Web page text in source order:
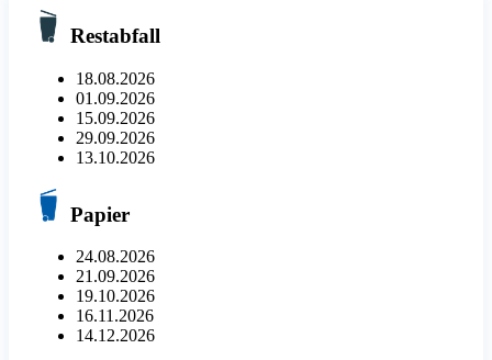
Restabfall
18.08.2026
01.09.2026
15.09.2026
29.09.2026
13.10.2026
Papier
24.08.2026
21.09.2026
19.10.2026
16.11.2026
14.12.2026